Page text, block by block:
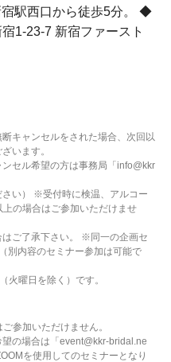
駅西口から徒歩5分。 ◆
1-23-7 新宿ファースト
キャンセルをされた場合、次回以
います。
セル希望の方は事務局「info@kkr
い） ※受付時に検温、アルコー
の場合はご参加いただけませ
ご了承下さい。 ※同一の企画セ
別内容のセミナー参加は可能で
曜日を除く）です。
参加いただけません。
の場合は「event@kkr-bridal.ne
を使用してのセミナーとなり